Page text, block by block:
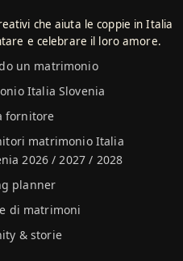
che aiuta le coppie in Italia
e celebrare il loro amore.
un matrimonio
Italia Slovenia
fornitore
matrimonio Italia
2026 / 2027 / 2028
planner
di matrimoni
& storie